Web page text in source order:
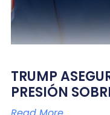
TRUMP
PRESIÓN